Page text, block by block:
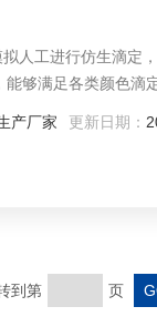
人工进行仿生滴定
够满足各类颜色滴
产厂家 更新日期：
到第 页